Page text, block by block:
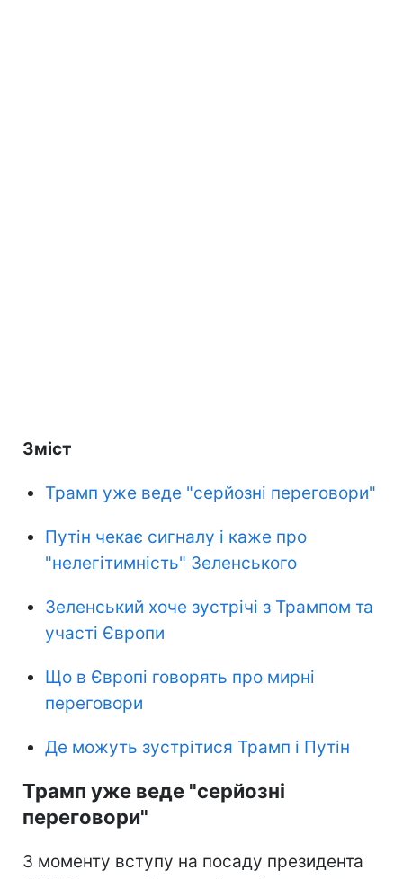
Зміст
Трамп уже веде "серйозні переговори"
Путін чекає сигналу і каже про
"нелегітимність" Зеленського
Зеленський хоче зустрічі з Трампом та
участі Європи
Що в Європі говорять про мирні
переговори
Де можуть зустрітися Трамп і Путін
Трамп уже веде "серйозні
переговори"
З моменту вступу на посаду президента